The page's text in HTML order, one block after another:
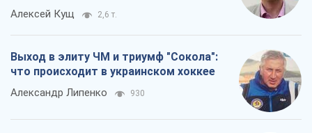
Алексей Кущ 2,6 т.
Выход в элиту ЧМ и триумф "Сокола":
что происходит в украинском хоккее
Александр Липенко 930